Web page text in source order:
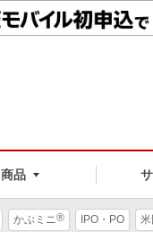
商品
かぶミニ® IPO・PO